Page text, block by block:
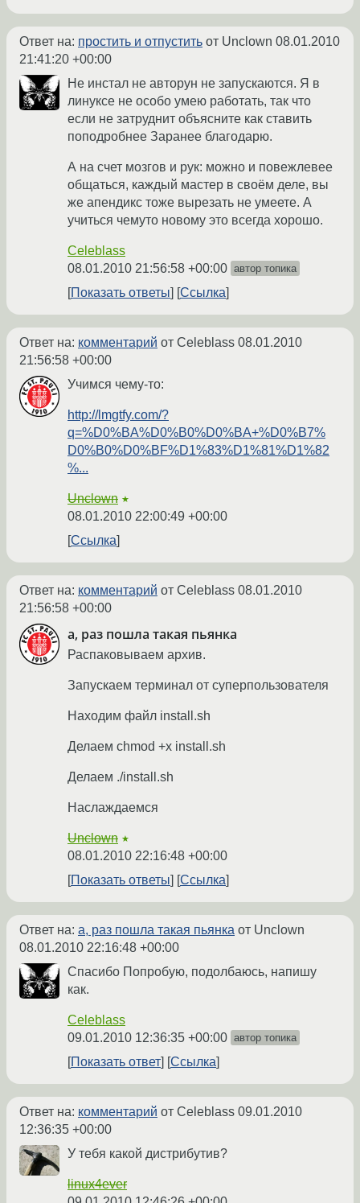
Ответ на: простить и отпустить от Unclown 08.01.2010
21:41:20 +00:00
Не инстал не авторун не запускаются. Я в
линуксе не особо умею работать, так что
если не затруднит объясните как ставить
поподробнее Заранее благодарю.
А на счет мозгов и рук: можно и повежлевее
общаться, каждый мастер в своём деле, вы
же апендикс тоже вырезать не умеете. А
учиться чемуто новому это всегда хорошо.
Celeblass
08.01.2010 21:56:58 +00:00 автор топика
Показать ответы Ссылка
Ответ на: комментарий от Celeblass 08.01.2010
21:56:58 +00:00
Учимся чему-то:
http://lmgtfy.com/?
q=%D0%BA%D0%B0%D0%BA+%D0%B7%
D0%B0%D0%BF%D1%83%D1%81%D1%82
%...
Unclown ★
08.01.2010 22:00:49 +00:00
Ссылка
Ответ на: комментарий от Celeblass 08.01.2010
21:56:58 +00:00
а, раз пошла такая пьянка
Распаковываем архив.
Запускаем терминал от суперпользователя
Находим файл install.sh
Делаем chmod +x install.sh
Делаем ./install.sh
Наслаждаемся
Unclown ★
08.01.2010 22:16:48 +00:00
Показать ответы
Ссылка
Ответ на: а, раз пошла такая пьянка от Unclown
08.01.2010 22:16:48 +00:00
Спасибо Попробую, подолбаюсь, напишу
как.
Celeblass
09.01.2010 12:36:35 +00:00 автор топика
Показать ответ Ссылка
Ответ на: комментарий от Celeblass 09.01.2010
12:36:35 +00:00
У тебя какой дистрибутив?
linux4ever